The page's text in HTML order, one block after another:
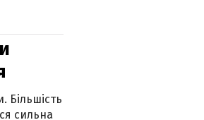
Більшість
сильна